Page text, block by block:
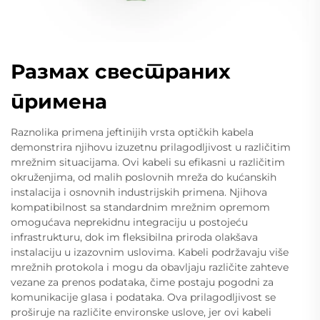
Размах свестраних
примена
Raznolika primena jeftinijih vrsta optičkih kabela
demonstrira njihovu izuzetnu prilagodljivost u različitim
mrežnim situacijama. Ovi kabeli su efikasni u različitim
okruženjima, od malih poslovnih mreža do kućanskih
instalacija i osnovnih industrijskih primena. Njihova
kompatibilnost sa standardnim mrežnim opremom
omogućava neprekidnu integraciju u postojeću
infrastrukturu, dok im fleksibilna priroda olakšava
instalaciju u izazovnim uslovima. Kabeli podržavaju više
mrežnih protokola i mogu da obavljaju različite zahteve
vezane za prenos podataka, čime postaju pogodni za
komunikacije glasa i podataka. Ova prilagodljivost se
proširuje na različite environske uslove, jer ovi kabeli